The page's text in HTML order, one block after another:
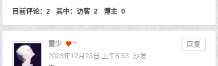
目前评论：2 其中：访客 2 博主 0
雷少 9
回复
2023年12月23日 上午8:53
沙发